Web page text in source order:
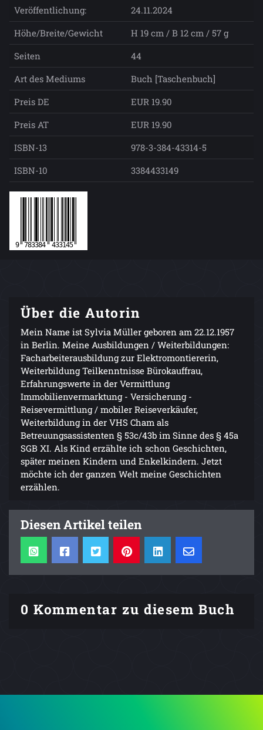
Veröffentlichung:
24.11.2024
Höhe/Breite/Gewicht
H 19 cm / B 12 cm / 57 g
Seiten
44
Art des Mediums
Buch [Taschenbuch]
Preis DE
EUR 19.90
Preis AT
EUR 19.90
ISBN-13
978-3-384-43314-5
ISBN-10
3384433149
Über die Autorin
Mein Name ist Sylvia Müller geboren am 22.12.1957
in Berlin. Meine Ausbildungen / Weiterbildungen:
Facharbeiterausbildung zur Elektromontiererin,
Weiterbildung Teilkenntnisse Bürokauffrau,
Erfahrungswerte in der Vermittlung
Immobilienvermarktung - Versicherung -
Reisevermittlung / mobiler Reiseverkäufer,
Weiterbildung in der VHS Cham als
Betreuungsassistenten § 53c/43b im Sinne des § 45a
SGB XI. Als Kind erzählte ich schon Geschichten,
später meinen Kindern und Enkelkindern. Jetzt
möchte ich der ganzen Welt meine Geschichten
erzählen.
Diesen Artikel teilen
0 Kommentar zu diesem Buch